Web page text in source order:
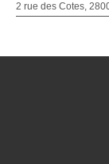
2 rue des Cotes,